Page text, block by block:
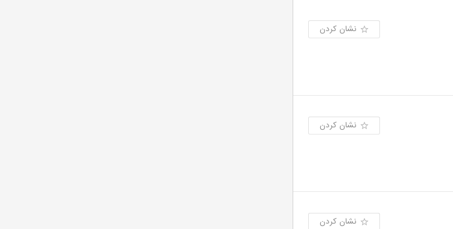
نشان کردن
نشان کردن
نشان کردن